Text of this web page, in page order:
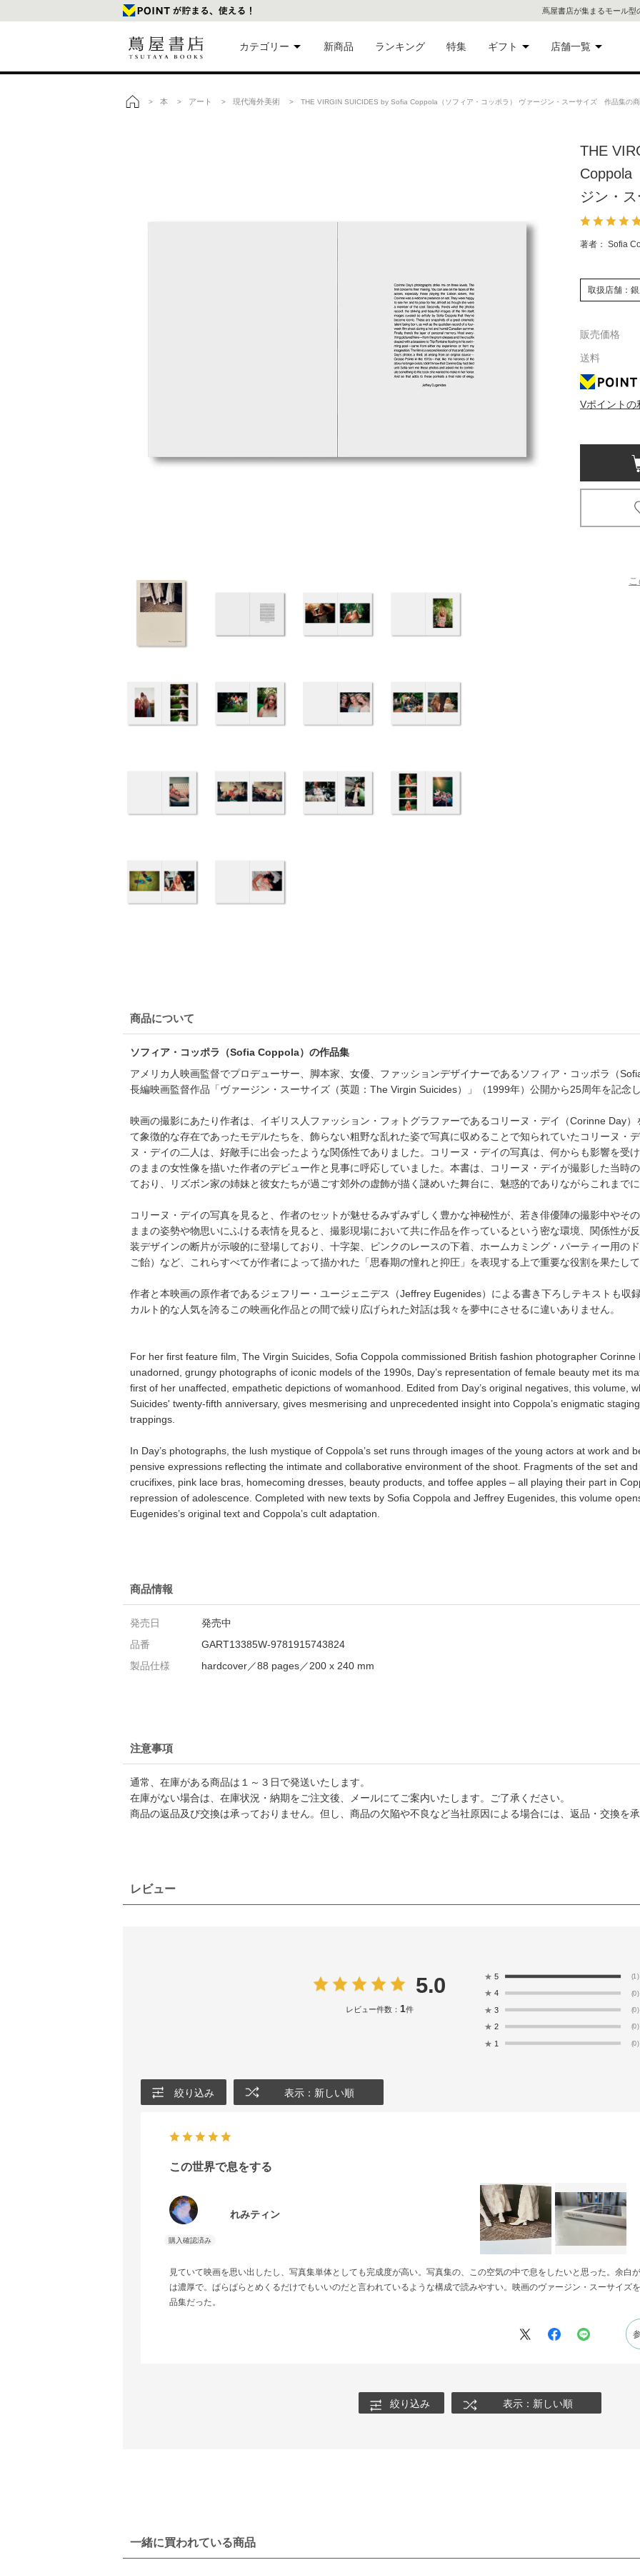
蔦屋書店が集まるモール型
カテゴリー
美術品
eギフト
新商品 ランキング 特集 ギフト
ギフトにおすすめ
店舗一覧
代官
屋書
銀座
書店
六本
書店
梅田
書店
> 本 > アート > 現代海外美術 > THE VIRGIN SUICIDES by Sofia Coppola（ソフィア・コッポラ） ヴァージン・スーサイズ 作品集の
THE
Coppola
ジン・
著者： Sofia
取扱店舗：
販売価格
送料
Vポイントの
商品について
ソフィア・コッポラ（Sofia Coppola）の作品集
アメリカ人映画監督でプロデューサー、脚本家、女優、ファッションデザイナーであるソフィア・コッポラ（
長編映画監督作品「ヴァージン・スーサイズ（英題：The Virgin Suicides）」（1999年）公開から25周年を記念
映画の撮影にあたり作者は、イギリス人ファッション・フォトグラファーであるコリーヌ・デイ（Corinne Day
て象徴的な存在であったモデルたちを、飾らない粗野な乱れた姿で写真に収めることで知られていたコリーヌ・
ヌ・デイの二人は、好敵手に出会ったような関係性でありました。コリーヌ・デイの写真は、何からも影響を受
のままの女性像を描いた作者のデビュー作と見事に呼応していました。本書は、コリーヌ・デイが撮影した当時
ており、リズボン家の姉妹と彼女たちが過ごす郊外の虚飾が描く謎めいた舞台に、魅惑的でありながらこれまで
コリーヌ・デイの写真を見ると、作者のセットが魅せるみずみずしく豊かな神秘性が、若き俳優陣の撮影中やそ
ままの姿勢や物思いにふける表情を見ると、撮影現場において共に作品を作っているという密な環境、関係性が
装デザインの断片が示唆的に登場しており、十字架、ピンクのレースの下着、ホームカミング・パーティー用の
ご飴）など、これらすべてが作者によって描かれた「思春期の憧れと抑圧」を表現する上で重要な役割を果たし
作者と本映画の原作者であるジェフリー・ユージェニデス（Jeffrey Eugenides）による書き下ろしテキストも収
カルト的な人気を誇るこの映画化作品との間で繰り広げられた対話は我々を夢中にさせるに違いありません。
For her first feature film, The Virgin Suicides, Sofia Coppola commissioned British fashion photographer
unadorned, grungy photographs of iconic models of the 1990s, Day’s representation of female beauty met its
first of her unaffected, empathetic depictions of womanhood. Edited from Day’s original negatives, this volume,
Suicides' twenty-fifth anniversary, gives mesmerising and unprecedented insight into Coppola’s enigmatic
trappings.
In Day’s photographs, the lush mystique of Coppola’s set runs through images of the young actors at work and
pensive expressions reflecting the intimate and collaborative environment of the shoot. Fragments of the set
crucifixes, pink lace bras, homecoming dresses, beauty products, and toffee apples – all playing their part in
repression of adolescence. Completed with new texts by Sofia Coppola and Jeffrey Eugenides, this volume
Eugenides’s original text and Coppola’s cult adaptation.
商品情報
発売日
発売中
品番
GART13385W-9781915743824
製品仕様
hardcover／88 pages／200 x 240 mm
注意事項
通常、在庫がある商品は１～３日で発送いたします。
在庫がない場合は、在庫状況・納期をご注文後、メールにてご案内いたします。ご了承ください。
商品の返品及び交換は承っておりません。但し、商品の欠陥や不良など当社原因による場合には、返品・交換を
レビュー
5.0
レビュー件数： 1件
★ 5 (1)
★ 4 (0)
★ 3 (0)
★ 2 (0)
★ 1 (0)
絞り込み 表示：新しい順
この世界で息をする
れみティン
見ていて映画を思い出したし、写真集単体としても完成度が高い。写真集の、この空気の中で息をしたいと思った。余白
は濃厚で。ぱらぱらとめくるだけでもいいのだと言われているような構成で読みやすい。映画のヴァージン・スーサイズ
品集だった。
絞り込み 表示：新しい順
一緒に買われている商品